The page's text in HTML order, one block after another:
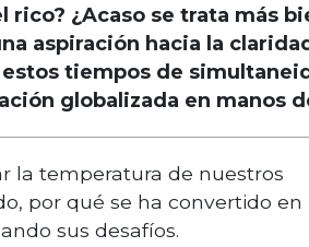
rico? ¿Acaso se trata más
aspiración hacia la
tiempos de
globalizada en manos
la temperatura de nuestros
por qué se ha convertido en
sus desafíos.